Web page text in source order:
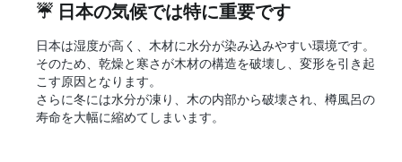
☔ 日本の気候では特に重要です
日本は湿度が高く、木材に水分が染み込みやすい環境です。
そのため、乾燥と寒さが木材の構造を破壊し、変形を引き起
こす原因となります。
さらに冬には水分が凍り、木の内部から破壊され、樽風呂の
寿命を大幅に縮めてしまいます。